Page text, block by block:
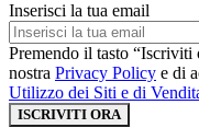
Inserisci la tua email
Premendo il tasto “Iscriviti
nostra Privacy Policy e di
Utilizzo dei Siti e di
ISCRIVITI ORA